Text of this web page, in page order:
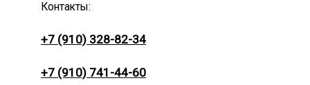
Контакты:
+7 (910) 328-82-34
+7 (910) 741-44-60